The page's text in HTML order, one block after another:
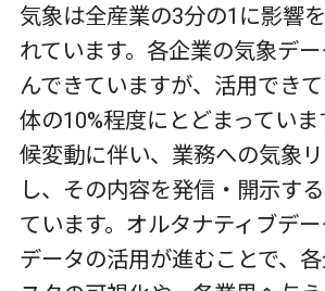
気象は全産業の3分の1 に影響
れています。各企業の気象デ
んできていますが、活用でき
体の10%程度にとどまってい
候変動に伴い、業務への気象
し、その内容を発信・開示す
ています。オルタナティブデ
データの活用が進むことで、